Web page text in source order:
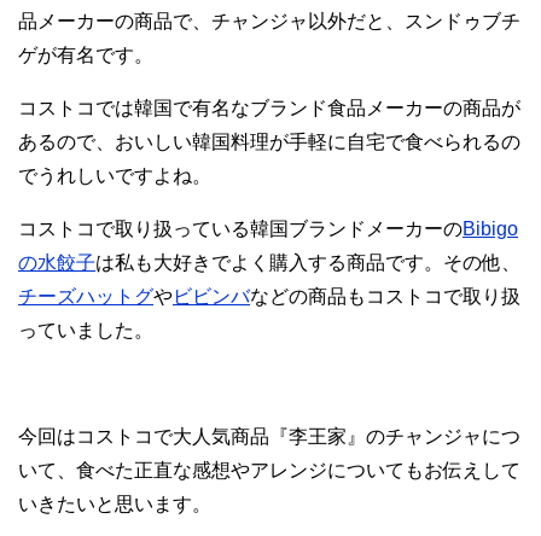
品メーカーの商品で、チャンジャ以外だと、スンドゥブチ
ゲが有名です。
コストコでは韓国で有名なブランド食品メーカーの商品が
あるので、おいしい韓国料理が手軽に自宅で食べられるの
でうれしいですよね。
コストコで取り扱っている韓国ブランドメーカーのBibigo
の水餃子は私も大好きでよく購入する商品です。その他、
チーズハットグやビビンバなどの商品もコストコで取り扱
っていました。
今回はコストコで大人気商品 『李王家』のチャンジャにつ
いて、食べた正直な感想やアレンジについてもお伝えして
いきたいと思います。